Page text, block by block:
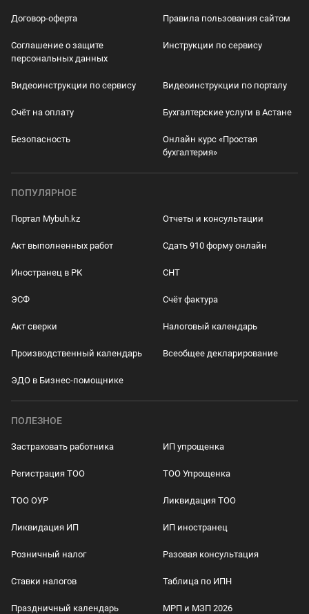
Договор-оферта Правила пользования сайтом
Соглашение о защите
персональных данных
Инструкции по сервису
Видеоинструкции по сервису Видеоинструкции по порталу
Счёт на оплату Бухгалтерские услуги в Астане
Безопасность
Онлайн курс «Простая
бухгалтерия»
ПОПУЛЯРНОЕ
Портал Mybuh.kz Отчеты и консультации
Акт выполненных работ Сдать 910 форму онлайн
Иностранец в РК СНТ
ЭСФ Счёт фактура
Акт сверки Налоговый календарь
Производственный календарь Всеобщее декларирование
ЭДО в Бизнес-помощнике
ПОЛЕЗНОЕ
Застраховать работника ИП упрощенка
Регистрация ТОО ТОО Упрощенка
ТОО ОУР Ликвидация ТОО
Ликвидация ИП ИП иностранец
Розничный налог Разовая консультация
Ставки налогов Таблица по ИПН
Праздничный календарь МРП и МЗП 2026